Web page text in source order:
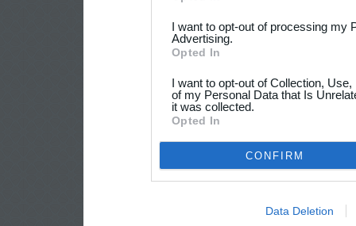
I want to opt-out of processing my
Advertising.
Opted In
I want to opt-out of Collection,
of my Personal Data that Is
it was collected.
Opted In
CONFIRM
Data Deletion